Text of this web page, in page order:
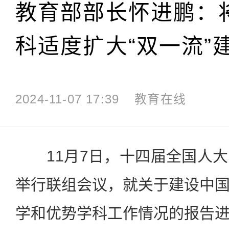
教育部部长怀进鹏：
科适度扩大“双一流”
2024-11-07 17:39 教育在线
11月7日，十四届全国人大
举行联组会议，就关于建设中
学和优势学科工作情况的报告